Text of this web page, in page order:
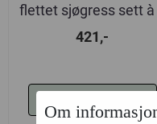
flettet sjøgress sett à
421,-
Om